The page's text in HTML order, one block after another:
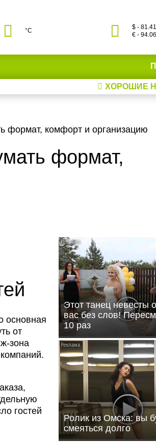
°С
$ -
€ -
ХОРОШИЕ
формат, комфорт и организацию
формат,
основная
от
зона
гостей
Этот танец невесты
вас без слов!
10 раз
Ролик из Омска: вы
смеяться долго